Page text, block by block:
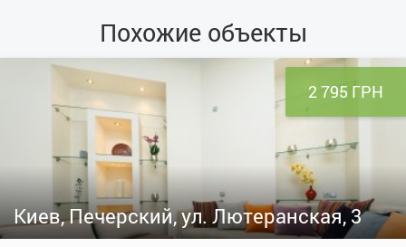
Похожие объекты
2 795 ГРН
Киев, Печерский, ул. Лютеранская, 3